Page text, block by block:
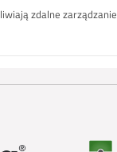
zdalne zarządzanie